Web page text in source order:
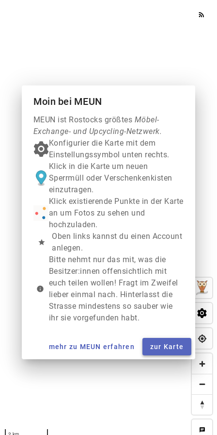
rss_feed
chat
Moin bei MEUN
MEUN ist Rostocks größtes Möbel-
Exchange- und Upcycling-Netzwerk.
Konfigurier die Karte mit dem
Einstellungssymbol unten rechts.
Klick in die Karte um neuen
Sperrmüll oder Verschenkenkisten
einzutragen.
Klick existierende Punkte in der Karte
an um Fotos zu sehen und
hochzuladen.
star
Oben links kannst du einen Account
anlegen.
info
Bitte nehmt nur das mit, was die
Besitzer:innen offensichtlich mit
euch teilen wollen! Fragt im Zweifel
lieber einmal nach. Hinterlasst die
Strasse mindestens so sauber wie
ihr sie vorgefunden habt.
mehr zu MEUN erfahren zur Karte